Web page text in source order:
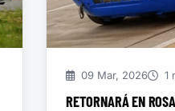
09 Mar, 2026 1
RETORNARÁ EN